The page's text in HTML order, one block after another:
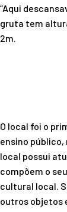
“Aqui
gruta tem
2m.
O local foi o
ensino público,
local possui
compõem o
cultural local.
outros objetos